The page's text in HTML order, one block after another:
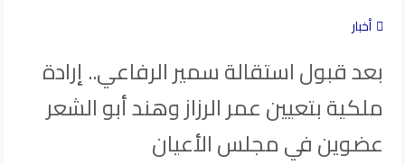
أخبار
بعد قبول استقالة سمير الرفاعي.. إرادة
ملكية بتعيين عمر الرزاز وهند أبو الشعر
عضوين في مجلس الأعيان